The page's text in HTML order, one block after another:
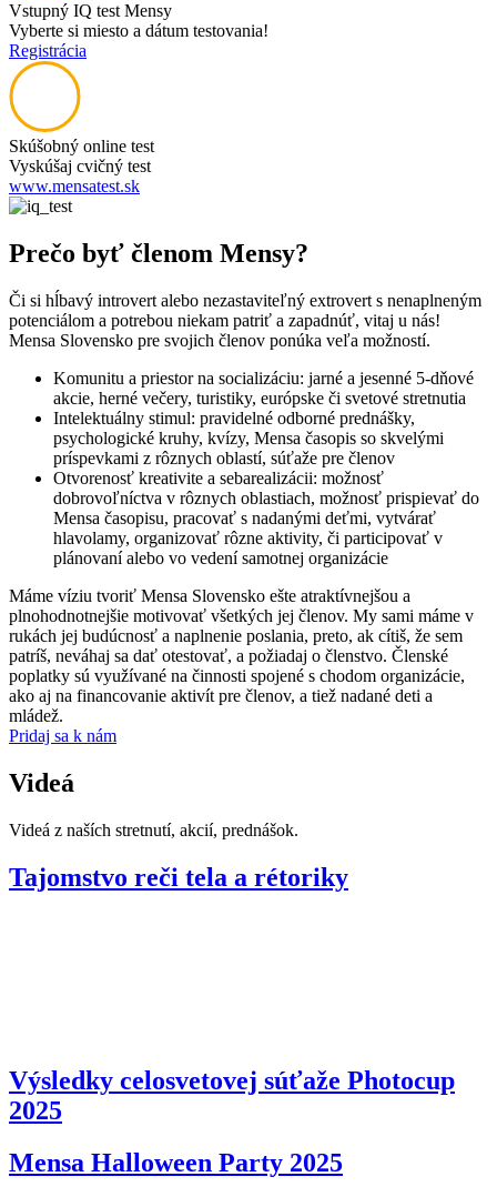
Vstupný IQ test Mensy
Vyberte si miesto a dátum testovania!
Registrácia
Skúšobný online test
Vyskúšaj cvičný test
www.mensatest.sk
Prečo byť členom Mensy?
Či si hĺbavý introvert alebo nezastaviteľný extrovert s nenaplneným
potenciálom a potrebou niekam patriť a zapadnúť, vitaj u nás!
Mensa Slovensko pre svojich členov ponúka veľa možností.
Komunitu a priestor na socializáciu: jarné a jesenné 5-dňové
akcie, herné večery, turistiky, európske či svetové stretnutia
Intelektuálny stimul: pravidelné odborné prednášky,
psychologické kruhy, kvízy, Mensa časopis so skvelými
príspevkami z rôznych oblastí, súťaže pre členov
Otvorenosť kreativite a sebarealizácii: možnosť
dobrovoľníctva v rôznych oblastiach, možnosť prispievať do
Mensa časopisu, pracovať s nadanými deťmi, vytvárať
hlavolamy, organizovať rôzne aktivity, či participovať v
plánovaní alebo vo vedení samotnej organizácie
Máme víziu tvoriť Mensa Slovensko ešte atraktívnejšou a
plnohodnotnejšie motivovať všetkých jej členov. My sami máme v
rukách jej budúcnosť a naplnenie poslania, preto, ak cítiš, že sem
patríš, neváhaj sa dať otestovať, a požiadaj o členstvo. Členské
poplatky sú využívané na činnosti spojené s chodom organizácie,
ako aj na financovanie aktivít pre členov, a tiež nadané deti a
mládež.
Pridaj sa k nám
Videá
Videá z naších stretnutí, akcií, prednášok.
Tajomstvo reči tela a rétoriky
Výsledky celosvetovej súťaže Photocup
2025
Mensa Halloween Party 2025